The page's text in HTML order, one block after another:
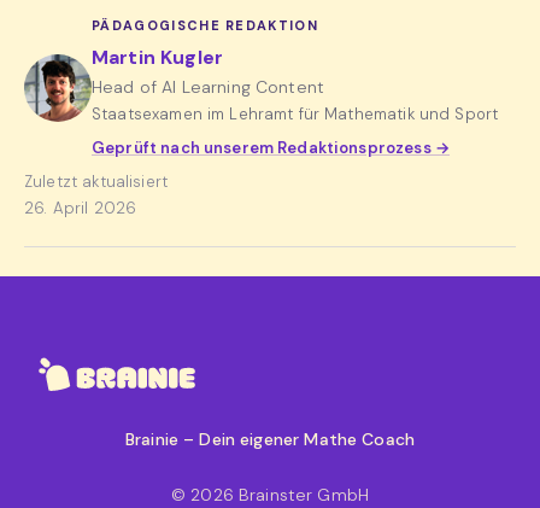
PÄDAGOGISCHE REDAKTION
Martin Kugler
Head of AI Learning Content
Staatsexamen im Lehramt für Mathematik und Sport
Geprüft nach unserem Redaktionsprozess →
Zuletzt aktualisiert
26. April 2026
Brainie – Dein eigener Mathe Coach
© 2026 Brainster GmbH